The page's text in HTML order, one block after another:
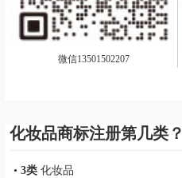
微信13501502207
化妆品商标注册第几类？
• 3类 化妆品